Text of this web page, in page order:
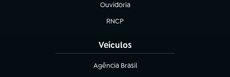
Ouvidoria
(abre em nova aba)
RNCP
(abre em nova aba)
Veículos
Agência Brasil
(abre em nova aba)